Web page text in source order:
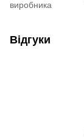
виробника
Відгуки